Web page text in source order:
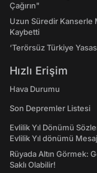
Çağırın"
Uzun Süredir Kanserle
Kaybetti
‘Terörsüz Türkiye
Hızlı Erişim
Hava Durumu
Son Depremler Listesi
Evlilik Yıl Dönümü
Evlilik Yıl dönümü
Rüyada Altın Görmek:
Saklı Olabilir!